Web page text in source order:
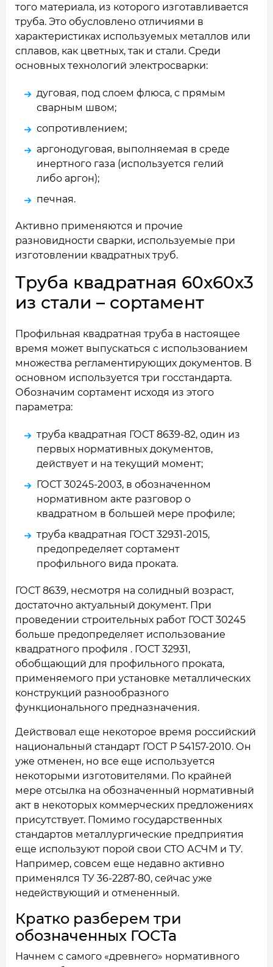
того материала, из которого изготавливается
труба. Это обусловлено отличиями в
характеристиках используемых металлов или
сплавов, как цветных, так и стали. Среди
основных технологий электросварки:
дуговая, под слоем флюса, с прямым
сварным швом;
сопротивлением;
аргонодуговая, выполняемая в среде
инертного газа (используется гелий
либо аргон);
печная.
Активно применяются и прочие
разновидности сварки, используемые при
изготовлении квадратных труб.
Труба квадратная 60x60x3
из стали – сортамент
Профильная квадратная труба в настоящее
время может выпускаться с использованием
множества регламентирующих документов. В
основном используется три госстандарта.
Обозначим сортамент исходя из этого
параметра:
труба квадратная ГОСТ 8639-82, один из
первых нормативных документов,
действует и на текущий момент;
ГОСТ 30245-2003, в обозначенном
нормативном акте разговор о
квадратном в большей мере профиле;
труба квадратная ГОСТ 32931-2015,
предопределяет сортамент
профильного вида проката.
ГОСТ 8639, несмотря на солидный возраст,
достаточно актуальный документ. При
проведении строительных работ ГОСТ 30245
больше предопределяет использование
квадратного профиля . ГОСТ 32931,
обобщающий для профильного проката,
применяемого при установке металлических
конструкций разнообразного
функционального предназначения.
Действовал еще некоторое время российский
национальный стандарт ГОСТ Р 54157-2010. Он
уже отменен, но все еще используется
некоторыми изготовителями. По крайней
мере отсылка на обозначенный нормативный
акт в некоторых коммерческих предложениях
присутствует. Помимо государственных
стандартов металлургические предприятия
еще используют порой свои СТО АСЧМ и ТУ.
Например, совсем еще недавно активно
применялся ТУ 36-2287-80, сейчас уже
недействующий и отмененный.
Кратко разберем три
обозначенных ГОСТа
Начнем с самого «древнего» нормативного